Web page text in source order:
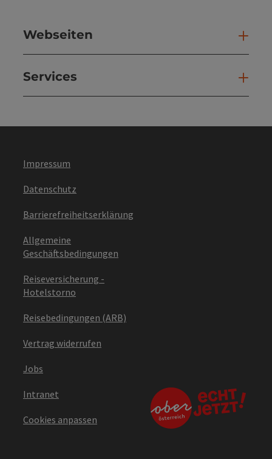
Webseiten
Services
Impressum
Datenschutz
Barrierefreiheitserklärung
Allgemeine
Geschäftsbedingungen
Reiseversicherung -
Hotelstorno
Reisebedingungen (ARB)
Vertrag widerrufen
Jobs
Intranet
Cookies anpassen